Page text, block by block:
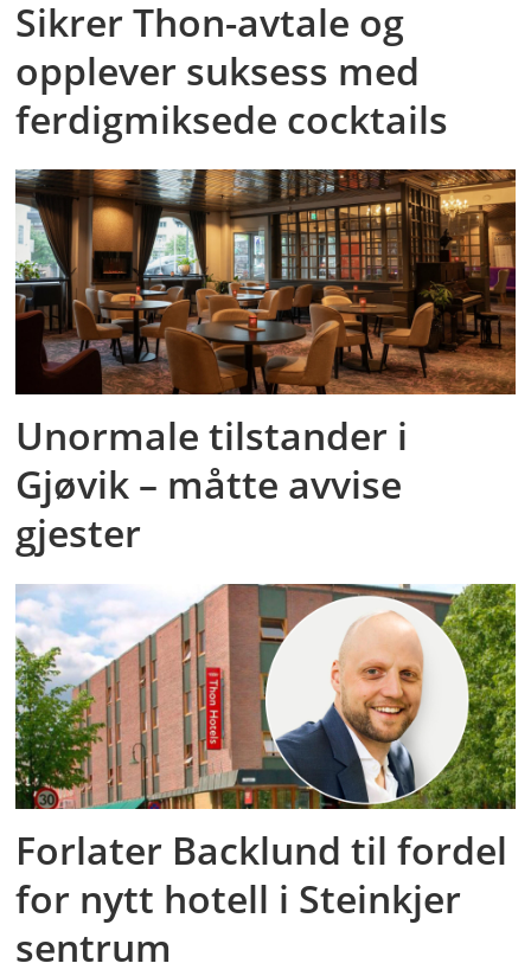
Sikrer Thon-avtale og
opplever suksess med
ferdigmiksede cocktails
Unormale tilstander i
Gjøvik – måtte avvise
gjester
Forlater Backlund til fordel
for nytt hotell i Steinkjer
sentrum